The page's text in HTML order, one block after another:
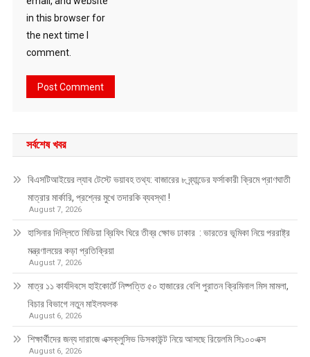
in this browser for
the next time I
comment.
সর্বশেষ খবর
বিএসটিআইয়ের ল্যাব টেস্টে ভয়াবহ তথ্য: বাজারের ৮ ব্র্যান্ডের ফর্সাকারী ক্রিমে প্রাণঘাতী
মাত্রার মার্কারি, প্রশ্নের মুখে তদারকি ব্যবস্থা !
August 7, 2026
হাসিনার দিল্লিতে মিডিয়া ব্রিফিং ঘিরে তীব্র ক্ষোভ ঢাকার : ভারতের ভূমিকা নিয়ে পররাষ্ট্র
মন্ত্রণালয়ের কড়া প্রতিক্রিয়া
August 7, 2026
মাত্র ১১ কার্যদিবসে হাইকোর্টে নিষ্পত্তি ৫০ হাজারের বেশি পুরাতন ক্রিমিনাল মিস মামলা,
বিচার বিভাগে নতুন মাইলফলক
August 6, 2026
শিক্ষার্থীদের জন্য দারাজে এক্সক্লুসিভ ডিসকাউন্ট নিয়ে আসছে রিয়েলমি সি১০০এক্স
August 6, 2026